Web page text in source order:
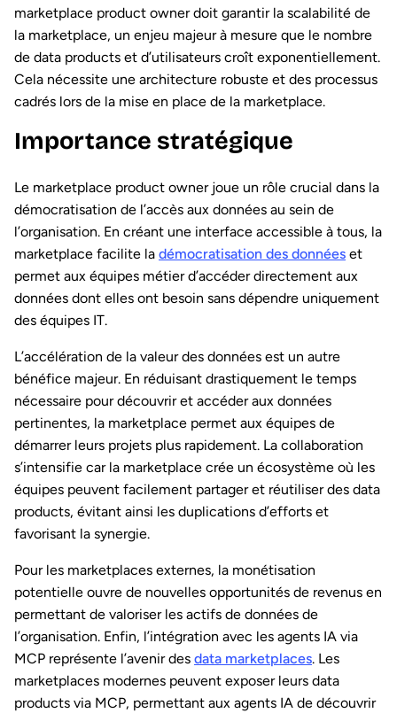
marketplace product owner doit garantir la scalabilité de
la marketplace, un enjeu majeur à mesure que le nombre
de data products et d’utilisateurs croît exponentiellement.
Cela nécessite une architecture robuste et des processus
cadrés lors de la mise en place de la marketplace.
Importance stratégique
Le marketplace product owner joue un rôle crucial dans la
démocratisation de l’accès aux données au sein de
l’organisation. En créant une interface accessible à tous, la
marketplace facilite la démocratisation des données et
permet aux équipes métier d’accéder directement aux
données dont elles ont besoin sans dépendre uniquement
des équipes IT.
L’accélération de la valeur des données est un autre
bénéfice majeur. En réduisant drastiquement le temps
nécessaire pour découvrir et accéder aux données
pertinentes, la marketplace permet aux équipes de
démarrer leurs projets plus rapidement. La collaboration
s’intensifie car la marketplace crée un écosystème où les
équipes peuvent facilement partager et réutiliser des data
products, évitant ainsi les duplications d’efforts et
favorisant la synergie.
Pour les marketplaces externes, la monétisation
potentielle ouvre de nouvelles opportunités de revenus en
permettant de valoriser les actifs de données de
l’organisation. Enfin, l’intégration avec les agents IA via
MCP représente l’avenir des data marketplaces. Les
marketplaces modernes peuvent exposer leurs data
products via MCP, permettant aux agents IA de découvrir